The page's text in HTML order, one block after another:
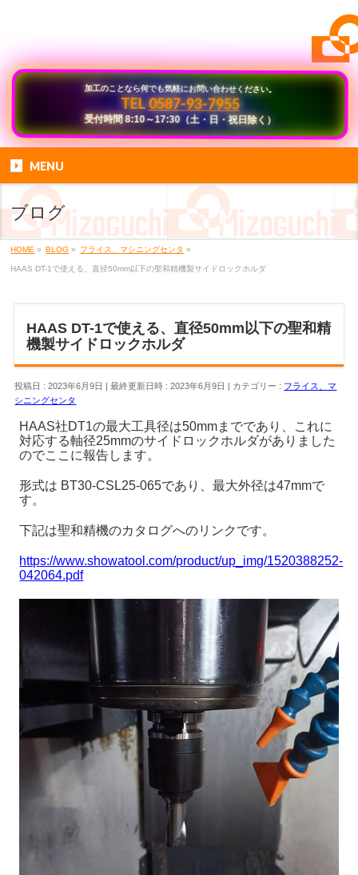
加工のことなら何でも気軽にお問い合わせください。
TEL0587-93-7955
受付時間 8:10～17:30（土・日・祝日除く）
MENU
ブログ
HOME » BLOG » フライス、マシニングセンタ »
HAAS DT-1で使える、直径50mm以下の聖和精機製サイドロックホルダ
HAAS DT-1で使える、直径50mm以下の聖和精
機製サイドロックホルダ
投稿日 : 2023年6月9日 最終更新日時 : 2023年6月9日 カテゴリー : フライス、マ
シニングセンタ
HAAS社DT1の最大工具径は50mmまでであり、これに
対応する軸径25mmのサイドロックホルダがありました
のでここに報告します。
形式は BT30-CSL25-065であり、最大外径は47mmで
す。
下記は聖和精機のカタログへのリンクです。
https://www.showatool.com/product/up_img/1520388252-
042064.pdf